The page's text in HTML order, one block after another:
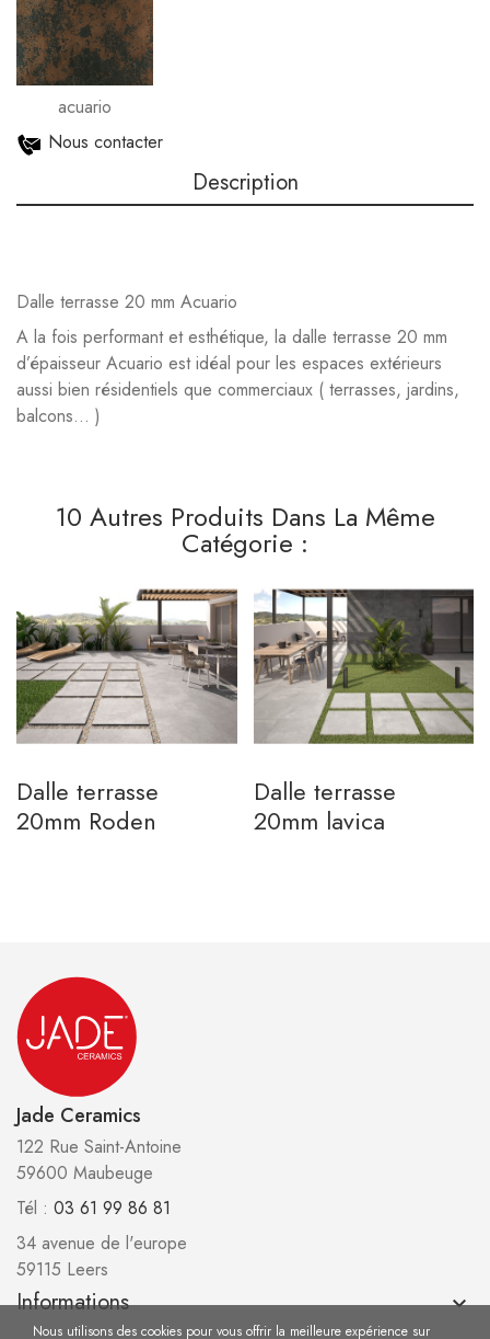
acuario
Nous contacter
Description
Dalle terrasse 20 mm Acuario
A la fois performant et esthétique, la dalle terrasse 20 mm
d’épaisseur Acuario est idéal pour les espaces extérieurs
aussi bien résidentiels que commerciaux ( terrasses, jardins,
balcons... )
10 Autres Produits Dans La Même
Catégorie :
Dalle terrasse
20mm Roden
Dalle terrasse
20mm lavica
Jade Ceramics
122 Rue Saint-Antoine
59600 Maubeuge
Tél : 03 61 99 86 81
34 avenue de l'europe
59115 Leers
Informations keyboard_arrow_down
Nous utilisons des cookies pour vous offrir la meilleure expérience sur